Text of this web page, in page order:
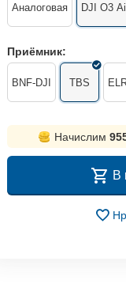
Аналоговая DJI O3
Приёмник:
BNF-DJI TBS
Начислим
В